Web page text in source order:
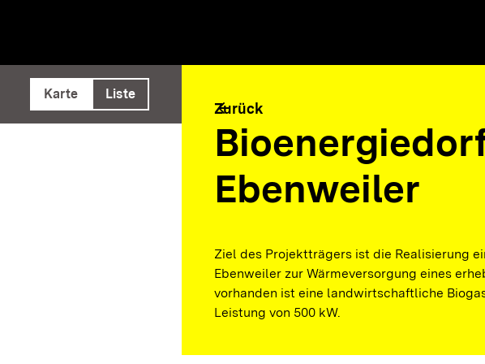
ausführen
Karte Liste
arrow_back
Zurück
Ebenweiler
Ziel des Projektträgers ist die Realisierung
Ebenweiler zur Wärmeversorgung eines
vorhanden ist eine landwirtschaftliche
Leistung von 500 kW.